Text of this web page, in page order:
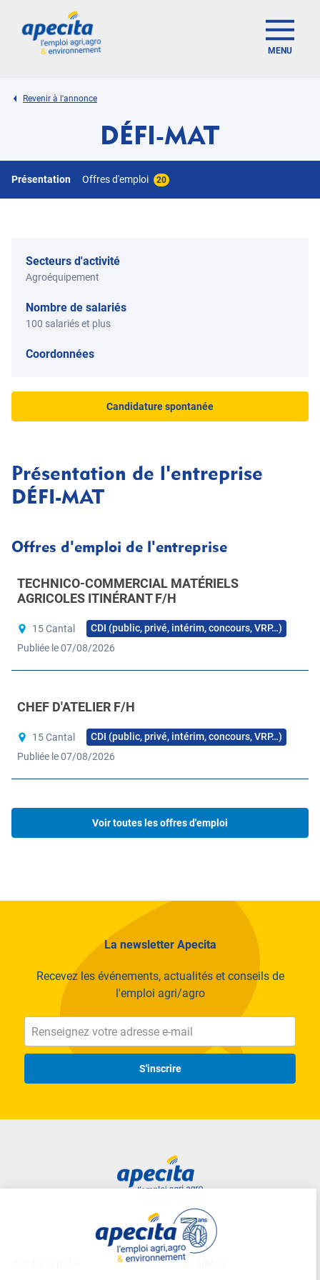
MENU
Revenir à l'annonce
DÉFI-MAT
Présentation Offres d'emploi 20
Secteurs d'activité
Agroéquipement
Nombre de salariés
100 salariés et plus
Coordonnées
Candidature spontanée
Présentation de l'entreprise
DÉFI-MAT
Offres d'emploi de l'entreprise
TECHNICO-COMMERCIAL MATÉRIELS
AGRICOLES ITINÉRANT F/H
15 Cantal
CDI (public, privé, intérim, concours, VRP…)
Publiée le 07/08/2026
CHEF D'ATELIER F/H
15 Cantal
CDI (public, privé, intérim, concours, VRP…)
Publiée le 07/08/2026
Voir toutes les offres d'emploi
La newsletter Apecita
Recevez les événements, actualités et conseils de
l'emploi agri/agro
S'inscrire
Liens utiles